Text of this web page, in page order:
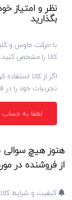
نظر و امتیاز
بگذارید
با حرکت ماوس و
کالا را مشخص کنید.
اگر از کالا
تجربیات خود را در
لطفا به حساب
هنوز هیچ
از فروشنده در
کیفیت و شرایط کالا